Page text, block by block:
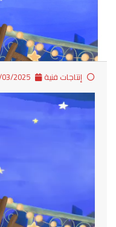
إنتاجات فنية